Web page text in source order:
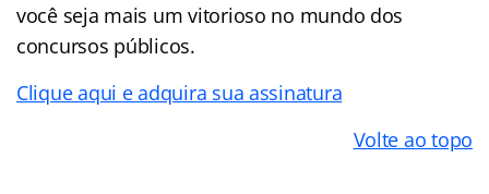
você seja mais um vitorioso no mundo dos
concursos públicos.
Clique aqui e adquira sua assinatura
Volte ao topo